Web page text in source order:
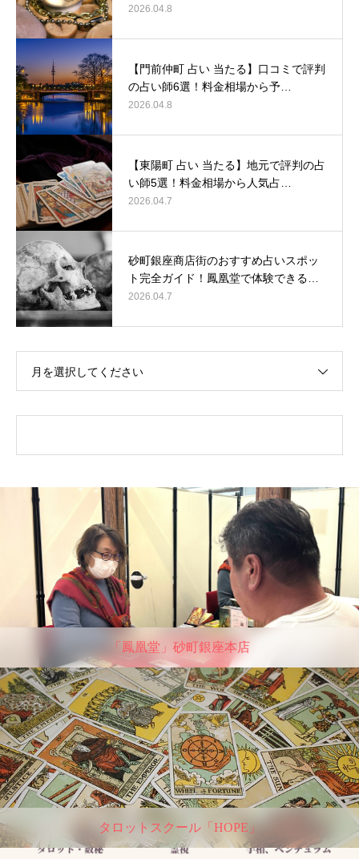
2026.04.8
【門前仲町 占い 当たる】口コミで評判
の占い師6選！料金相場から予…
2026.04.8
【東陽町 占い 当たる】地元で評判の占
い師5選！料金相場から人気占…
2026.04.7
砂町銀座商店街のおすすめ占いスポッ
ト完全ガイド！鳳凰堂で体験できる…
2026.04.7
月を選択してください
「鳳凰堂」砂町銀座本店
タロットスクール「HOPE」